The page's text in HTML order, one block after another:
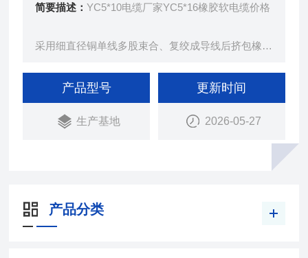
简要描述：YC5*10电缆厂家YC5*16橡胶软电缆价格
采用细直径铜单线多股束合、复绞成导线后挤包橡皮
产品型号
生产基地
更新时间
2026-05-27
产品分类